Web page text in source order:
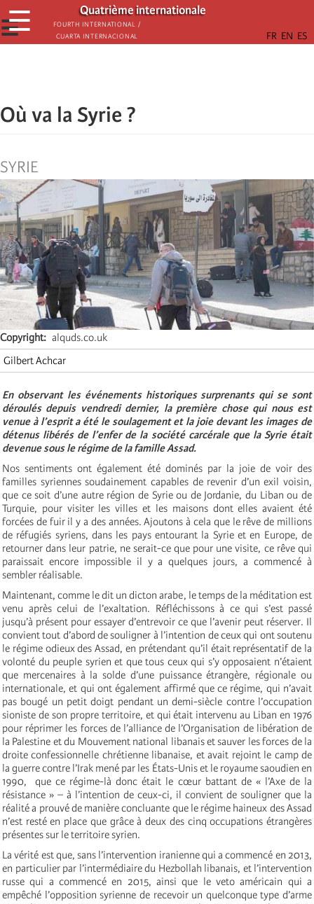
Aller
au
contenu
Quatrième internationale
Fourth International /
Cuarta Internacional
☰
☰
Où va la Syrie ?
SYRIE
Copyright
alquds.co.uk
Gilbert Achcar
En observant les événements historiques surprenants qui se sont
déroulés depuis vendredi dernier, la première chose qui nous est
venue à l’esprit a été le soulagement et la joie devant les images de
détenus libérés de l’enfer de la société carcérale que la Syrie était
devenue sous le régime de la famille Assad.
Nos sentiments ont également été dominés par la joie de voir des
familles syriennes soudainement capables de revenir d’un exil voisin,
que ce soit d’une autre région de Syrie ou de Jordanie, du Liban ou de
Turquie, pour visiter les villes et les maisons dont elles avaient été
forcées de fuir il y a des années. Ajoutons à cela que le rêve de millions
de réfugiés syriens, dans les pays entourant la Syrie et en Europe, de
retourner dans leur patrie, ne serait-ce que pour une visite, ce rêve qui
paraissait encore impossible il y a quelques jours, a commencé à
sembler réalisable.
Maintenant, comme le dit un dicton arabe, le temps de la méditation est
venu après celui de l’exaltation. Réfléchissons à ce qui s’est passé
jusqu’à présent pour essayer d’entrevoir ce que l’avenir peut réserver. Il
convient tout d’abord de souligner à l’intention de ceux qui ont soutenu
le régime odieux des Assad, en prétendant qu’il était représentatif de la
volonté du peuple syrien et que tous ceux qui s’y opposaient n’étaient
que mercenaires à la solde d’une puissance étrangère, régionale ou
internationale, et qui ont également affirmé que ce régime, qui n’avait
pas bougé un petit doigt pendant un demi-siècle contre l’occupation
sioniste de son propre territoire, et qui était intervenu au Liban en 1976
pour réprimer les forces de l’alliance de l’Organisation de libération de
la Palestine et du Mouvement national libanais et sauver les forces de la
droite confessionnelle chrétienne libanaise, et avait rejoint le camp de
la guerre contre l’Irak mené par les États-Unis et le royaume saoudien en
1990, que ce régime-là donc était le cœur battant de « l’Axe de la
résistance » – à l’intention de ceux-ci, il convient de souligner que la
réalité a prouvé de manière concluante que le régime haineux des Assad
n’est resté en place que grâce à deux des cinq occupations étrangères
présentes sur le territoire syrien.
La vérité est que, sans l’intervention iranienne qui a commencé en 2013,
en particulier par l’intermédiaire du Hezbollah libanais, et l’intervention
russe qui a commencé en 2015, ainsi que le veto américain qui a
empêché l’opposition syrienne de recevoir un quelconque type d’arme